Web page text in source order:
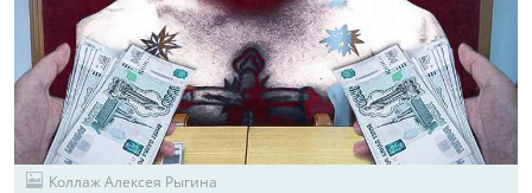
Коллаж Алексея Рыгина